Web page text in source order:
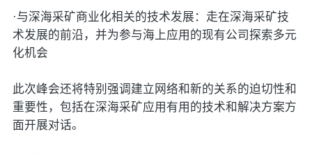
·与深海采矿商业化相关的技术发展：走在深海采矿技
术发展的前沿，并为参与海上应用的现有公司探索多元
化机会
此次峰会还将特别强调建立网络和新的关系的迫切性和
重要性，包括在深海采矿应用有用的技术和解决方案方
面开展对话。